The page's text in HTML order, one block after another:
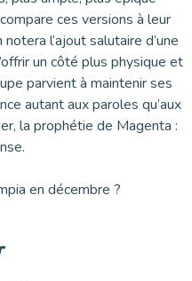
ces versions à leur
l’ajout salutaire d’une
un côté plus physique et
parvient à maintenir ses
autant aux paroles qu’aux
la prophétie de Magenta :
en décembre ?